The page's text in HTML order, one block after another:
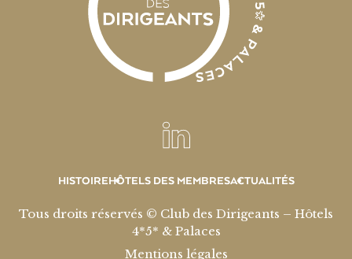
HISTOIREHÔTELS DES MEMBRESACTUALITÉS
Tous droits réservés © Club des Dirigeants – Hôtels
4*5* & Palaces
Mentions légales